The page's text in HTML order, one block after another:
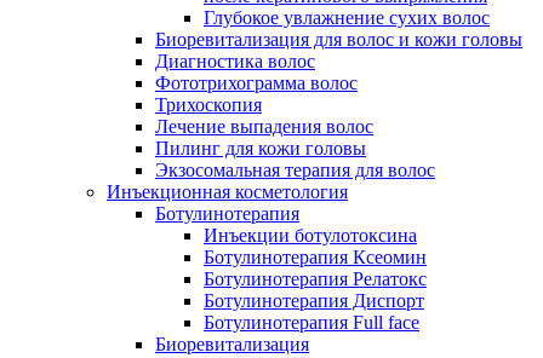
Глубокое увлажнение сухих волос
Биоревитализация для волос и кожи головы
Диагностика волос
Фототрихограмма волос
Трихоскопия
Лечение выпадения волос
Пилинг для кожи головы
Экзосомальная терапия для волос
Инъекционная косметология
Ботулинотерапия
Инъекции ботулотоксина
Ботулинотерапия Ксеомин
Ботулинотерапия Релатокс
Ботулинотерапия Диспорт
Ботулинотерапия Full face
Биоревитализация